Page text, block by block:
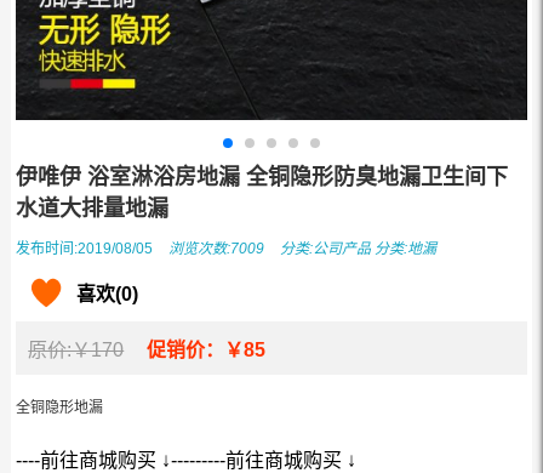
伊唯伊 浴室淋浴房地漏 全铜隐形防臭地漏卫生间下
水道大排量地漏
发布时间:2019/08/05 浏览次数:7009 分类:公司产品 分类:地漏
喜欢(0)
原价:￥170 促销价：￥85
全铜隐形地漏
----前往商城购买 ↓---------前往商城购买 ↓